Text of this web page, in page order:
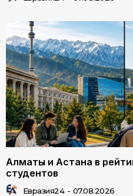
Алматы и Астана в
студентов
Евразия24 - 07.08.2026